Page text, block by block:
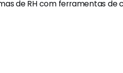
de RH com ferramentas de